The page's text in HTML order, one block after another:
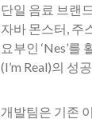
단일 음료 브랜
자바 몬스터, 주
요부인 ‘Nes’
(I’m Real)의 성
개발팀은 기존